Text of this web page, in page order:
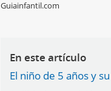
Guiainfantil.com
En este artículo
El niño de 5 años y